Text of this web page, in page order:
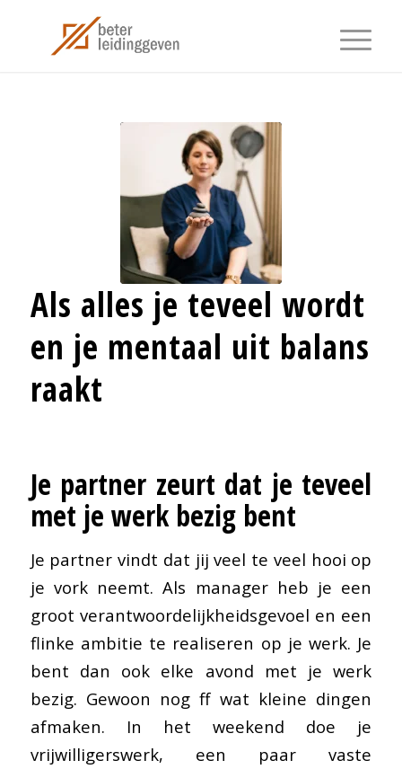
Als alles je teveel wordt
en je mentaal uit balans
raakt
Je partner zeurt dat je teveel
met je werk bezig bent
Je partner vindt dat jij veel te veel hooi op
je vork neemt. Als manager heb je een
groot verantwoordelijkheidsgevoel en een
flinke ambitie te realiseren op je werk. Je
bent dan ook elke avond met je werk
bezig. Gewoon nog ff wat kleine dingen
afmaken. In het weekend doe je
vrijwilligerswerk, een paar vaste